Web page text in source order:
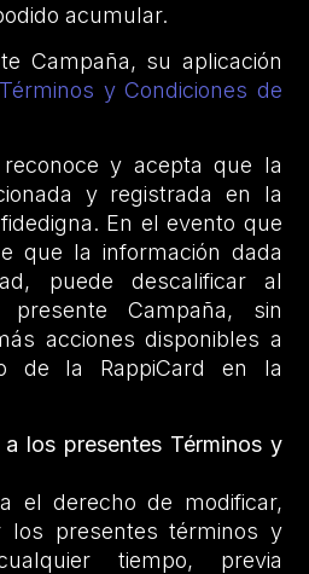
acumular.
Campaña, su aplicación
Términos y Condiciones de
reconoce y acepta que la
y registrada en la
En el evento que
que la información dada
puede descalificar al
Campaña, sin
acciones disponibles a
de la RappiCard en la
los presentes Términos y
el derecho de modificar,
los presentes términos y
tiempo, previa